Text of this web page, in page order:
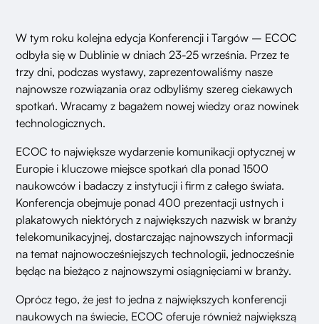
W tym roku kolejna edycja Konferencji i Targów – ECOC
odbyła się w Dublinie w dniach 23-25 września. Przez te
trzy dni, podczas wystawy, zaprezentowaliśmy nasze
najnowsze rozwiązania oraz odbyliśmy szereg ciekawych
spotkań. Wracamy z bagażem nowej wiedzy oraz nowinek
technologicznych.
ECOC to największe wydarzenie komunikacji optycznej w
Europie i kluczowe miejsce spotkań dla ponad 1500
naukowców i badaczy z instytucji i firm z całego świata.
Konferencja obejmuje ponad 400 prezentacji ustnych i
plakatowych niektórych z największych nazwisk w branży
telekomunikacyjnej, dostarczając najnowszych informacji
na temat najnowocześniejszych technologii, jednocześnie
będąc na bieżąco z najnowszymi osiągnięciami w branży.
Oprócz tego, że jest to jedna z największych konferencji
naukowych na świecie, ECOC oferuje również największą